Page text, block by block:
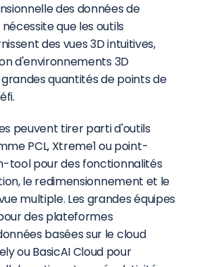
des données de
que les outils
des vues 3D intuitives,
d'environnements 3D
quantités de points de
peuvent tirer parti d'outils
PCL, Xtreme1 ou point-
tool pour des fonctionnalités
le redimensionnement et le
multiple. Les grandes équipes
des plateformes
basées sur le cloud
ou BasicAI Cloud pour